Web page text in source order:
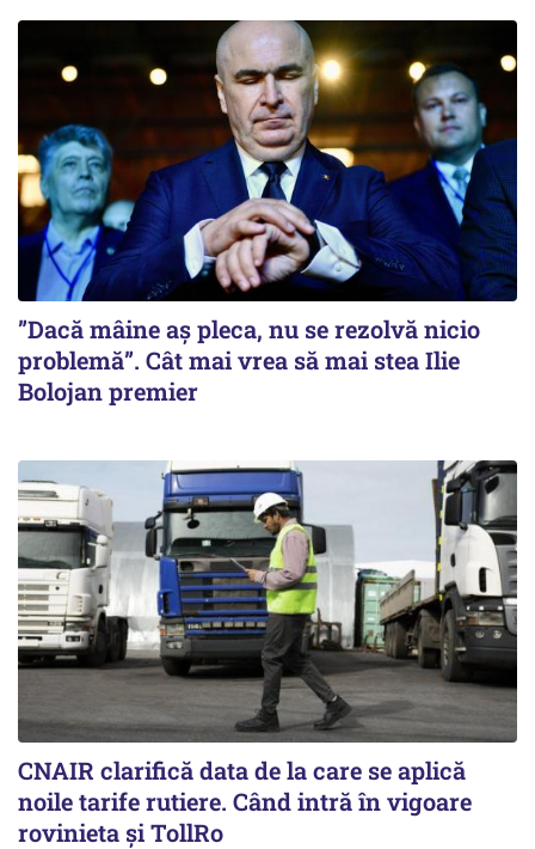
”Dacă mâine aș pleca, nu se rezolvă nicio
problemă”. Cât mai vrea să mai stea Ilie
Bolojan premier
CNAIR clarifică data de la care se aplică
noile tarife rutiere. Când intră în vigoare
rovinieta și TollRo